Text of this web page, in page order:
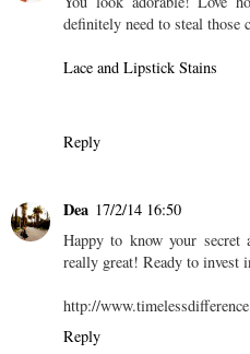
definitely need to steal those
Lace and Lipstick Stains
Reply
Dea 17/2/14 16:50
Happy to know your secret
really great! Ready to invest
http://
Reply